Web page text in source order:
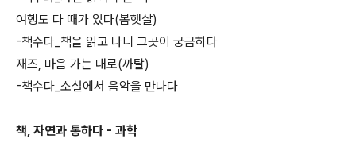
여행도 다 때가 있다(봄햇살)
-책수다_책을 읽고 나니 그곳이 궁금하다
재즈, 마음 가는 대로(까탈)
-책수다_소설에서 음악을 만나다
책, 자연과 통하다 - 과학